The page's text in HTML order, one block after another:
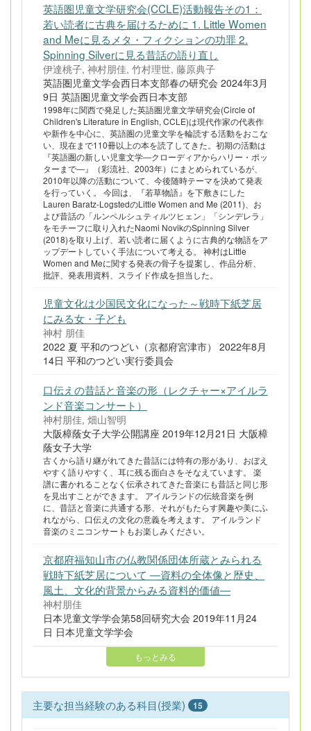
英語圏児童文学研究会(CCLE)活動報告その1：
若い読者に古典を届けるために 1. Little Women
and Meに見るメタ・フィクションの功罪 2.
Spinning Silverに見る昔話の語り直し
伊達桃子, 神村朋佳, 竹村理世, 藤原典子
英語圏児童文学会西日本支部春の研究会 2024年3月
9日 英語圏児童文学会西日本支部
1998年に関西で発足した英語圏児童文学研究会(Circle of
Children's Literature in English, CCLE)は現代作家の代表作
や新作を中心に、英語圏の児童文学を輪読する活動をおこな
い、現在まで110冊以上の本を読了してきた。初期の活動は
『英語圏の新しい児童文学―クローディアからハリー・ポッ
ターまで―』（彩流社、2003年）にまとめられているが、
2010年以降の活動について、今後随時テーマを決めて発表
を行っていく。 今回は、『若草物語』を下敷きにした
Lauren Baratz-LogstedのLittle Women and Me (2011)、お
よび昔話の「ルンペルシュティルツヒェン」「シンデレラ」
をモチーフに取り入れたNaomi NovikのSpinning Silver
(2018)を取り上げ、若い読者に届くように古典的な物語をア
ップデートしていく手法について考える。 神村はLittle
Women and Meに関する発表の骨子を提案し、作品分析、
批評、発表用資料、スライド作成を担当した。
児童文化は少国民文化になった～戦時下紙芝居
にみる女・子ども
神村 朋佳
2022 夏 平和のつどい（京都府宮津市） 2022年8月
14日 平和のつどい実行委員会
口伝えの昔話と音楽の形（レクチャー×アイルラ
ンド音楽コンサート）
神村朋佳, 畑山智明
大阪樟蔭女子大学公開講座 2019年12月21日 大阪樟
蔭女子大学
古くから語り継がれてきた昔話には特有の形があり、おぼえ
やすく語りやすく、耳に残る面白さをそなえています。 楽
譜に書かれることなく伝承されてきた音楽にも昔話と同じ形
を見出すことができます。 アイルランドの伝統音楽を例
に、昔話と音楽に共通する形、それがもたらす興趣や美にふ
れながら、口伝えの文化の意義を考えます。 アイルランド
音楽のミニコンサートもお楽しみください。
京都府福知山市の仏教関係団体所蔵とみられる
戦時下紙芝居について ―資料の全体像と歴史、
風土、文化的背景からみる資料的価値―
神村朋佳
日本児童文学学会第58回研究大会 2019年11月24
日 日本児童文学学会
もっとみる
主要な担当経験のある科目(授業) 15